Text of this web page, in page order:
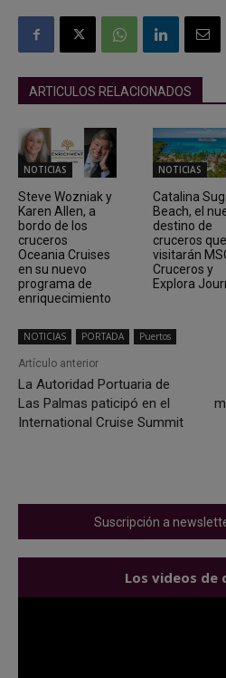
ARTICULOS RELACIONADOS
NOTICIAS
Steve Wozniak y
Karen Allen, a
bordo de los
cruceros
Oceania Cruises
en su nuevo
programa de
enriquecimiento
NOTICIAS
Catalina
Beach, el
destino de
cruceros que
visitarán
Cruceros y
Explora
NOTICIAS PORTADA Puertos
Artículo anterior
La Autoridad Portuaria de
Las Palmas paticipó en el
International Cruise Summit
Suscripción a
Los videos de